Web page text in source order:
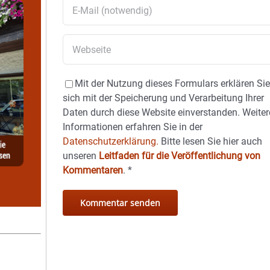
Mit der Nutzung dieses Formulars erklären Sie
sich mit der Speicherung und Verarbeitung Ihrer
Daten durch diese Website einverstanden.
Informationen erfahren Sie in der
Datenschutzerklärung. Bitte lesen Sie hier auch
unseren Leitfaden für die Veröffentlichung von
Kommentaren.*